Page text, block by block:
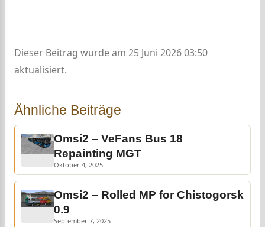
Dieser Beitrag wurde am 25 Juni 2026 03:50
aktualisiert.
Ähnliche Beiträge
Omsi2 – VeFans Bus 18
Repainting MGT
Oktober 4, 2025
Omsi2 – Rolled MP for Chistogorsk
0.9
September 7, 2025